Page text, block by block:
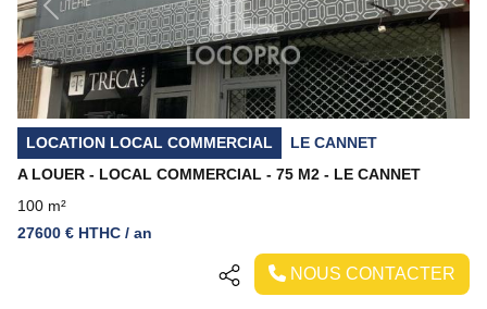
Previous Next
LOCATION LOCAL COMMERCIAL
LE CANNET
A LOUER - LOCAL COMMERCIAL - 75 M2 - LE CANNET
100 m²
27600 € HTHC / an
NOUS CONTACTER